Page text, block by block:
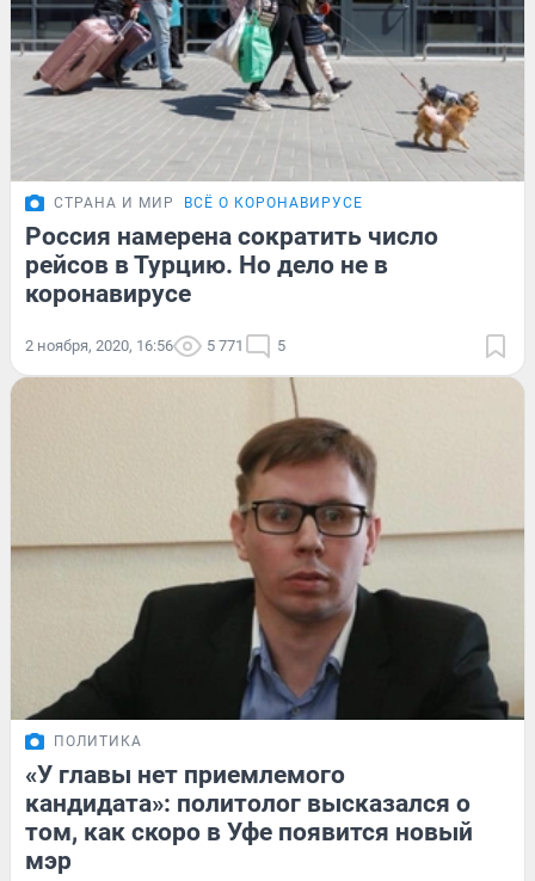
СТРАНА И МИР ВСЁ О КОРОНАВИРУСЕ
Россия намерена сократить число
рейсов в Турцию. Но дело не в
коронавирусе
2 ноября, 2020, 16:56 5 771 5
ПОЛИТИКА
«У главы нет приемлемого
кандидата»: политолог высказался о
том, как скоро в Уфе появится новый
мэр